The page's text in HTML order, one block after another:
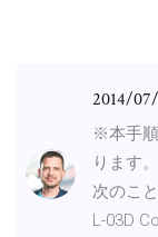
2014/
※本手
ります
次のこ
L-03D